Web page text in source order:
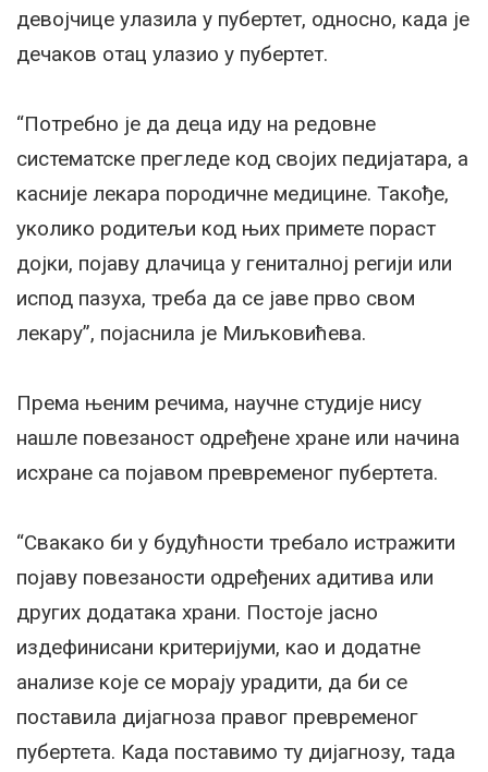
девојчице улазила у пубертет, односно, када је
дечаков отац улазио у пубертет.
“Потребно је да деца иду на редовне
систематске прегледе код својих педијатара, а
касније лекара породичне медицине. Такође,
уколико родитељи код њих примете пораст
дојки, појаву длачица у гениталној регији или
испод пазуха, треба да се јаве прво свом
лекару”, појаснила је Миљковићева.
Према њеним речима, научне студије нису
нашле повезаност одређене хране или начина
исхране са појавом превременог пубертета.
“Свакако би у будућности требало истражити
појаву повезаности одређених адитива или
других додатака храни. Постоје јасно
издефинисани критеријуми, као и додатне
анализе које се морају урадити, да би се
поставила дијагноза правог превременог
пубертета. Када поставимо ту дијагнозу, тада